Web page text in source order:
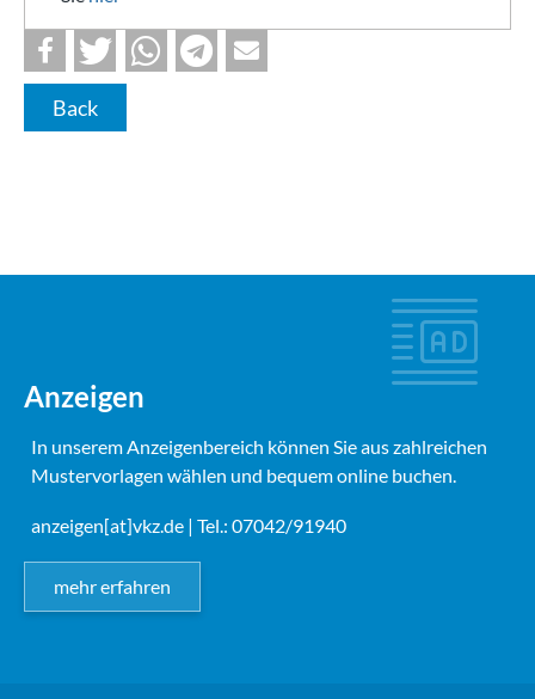
Back
Anzeigen
In unserem Anzeigenbereich können Sie aus zahlreichen
Mustervorlagen wählen und bequem online buchen.
anzeigen[at]vkz.de | Tel.: 07042/91940
mehr erfahren